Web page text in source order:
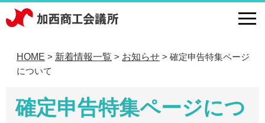
HOME > 新着情報一覧 > お知らせ > 確定申告特集ページ
について
確定申告特集ページにつ